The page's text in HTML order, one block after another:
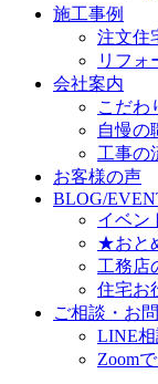
施工事例
注文住
リフォ
会社案内
こだわ
自慢の
工事の
お客様の声
BLOG/
イベン
★おと
工務店
住宅お
ご相談・お
LINE
Zoom